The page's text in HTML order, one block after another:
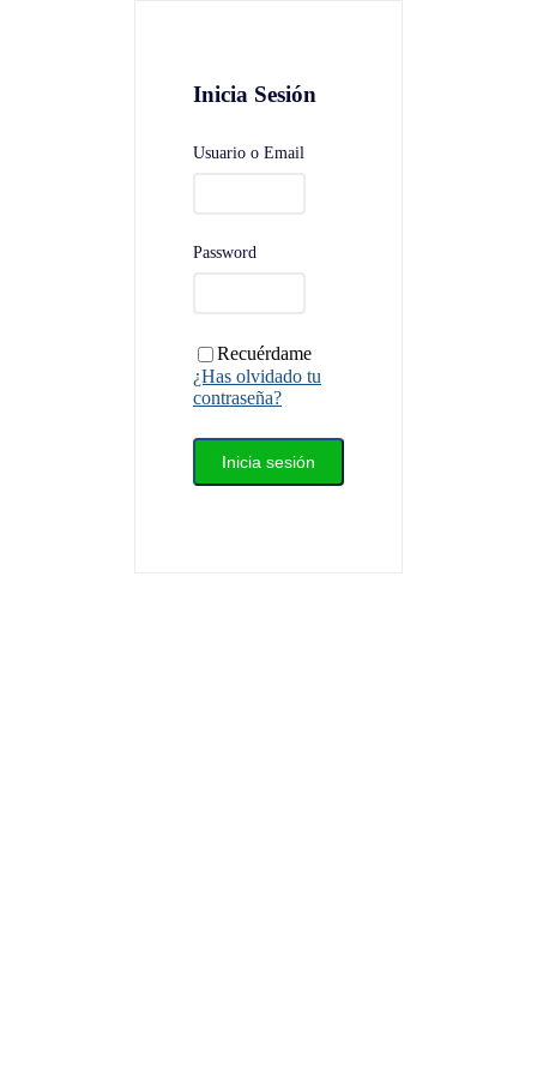
Inicia Sesión
Usuario o Email
Password
Recuérdame
¿Has olvidado tu
contraseña?
Inicia sesión